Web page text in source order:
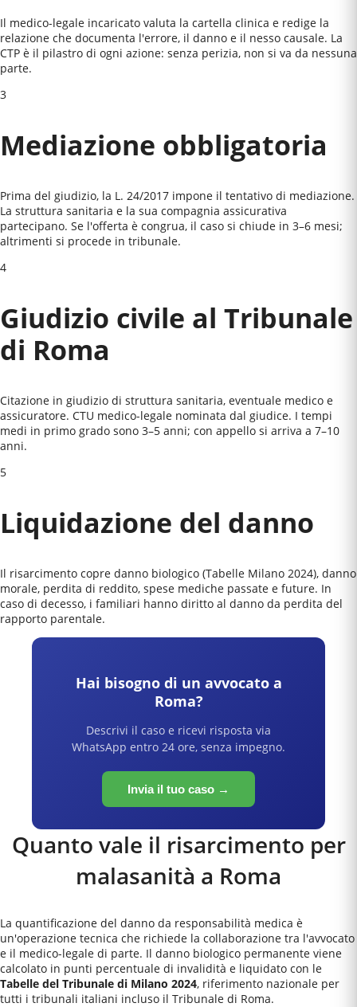
Il medico-legale incaricato valuta la cartella clinica e redige la
relazione che documenta l'errore, il danno e il nesso causale. La
CTP è il pilastro di ogni azione: senza perizia, non si va da nessuna
parte.
3
Mediazione obbligatoria
Prima del giudizio, la L. 24/2017 impone il tentativo di mediazione.
La struttura sanitaria e la sua compagnia assicurativa
partecipano. Se l'offerta è congrua, il caso si chiude in 3–6 mesi;
altrimenti si procede in tribunale.
4
Giudizio civile al Tribunale
di Roma
Citazione in giudizio di struttura sanitaria, eventuale medico e
assicuratore. CTU medico-legale nominata dal giudice. I tempi
medi in primo grado sono 3–5 anni; con appello si arriva a 7–10
anni.
5
Liquidazione del danno
Il risarcimento copre danno biologico (Tabelle Milano 2024), danno
morale, perdita di reddito, spese mediche passate e future. In
caso di decesso, i familiari hanno diritto al danno da perdita del
rapporto parentale.
Hai bisogno di un avvocato a
Roma?
Descrivi il caso e ricevi risposta via
WhatsApp entro 24 ore, senza impegno.
Invia il tuo caso →
Quanto vale il risarcimento per
malasanità a Roma
La quantificazione del danno da responsabilità medica è
un'operazione tecnica che richiede la collaborazione tra l'avvocato
e il medico-legale di parte. Il danno biologico permanente viene
calcolato in punti percentuale di invalidità e liquidato con le
Tabelle del Tribunale di Milano 2024, riferimento nazionale per
tutti i tribunali italiani incluso il Tribunale di Roma.